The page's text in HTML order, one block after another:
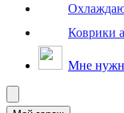
Коврики
Мне